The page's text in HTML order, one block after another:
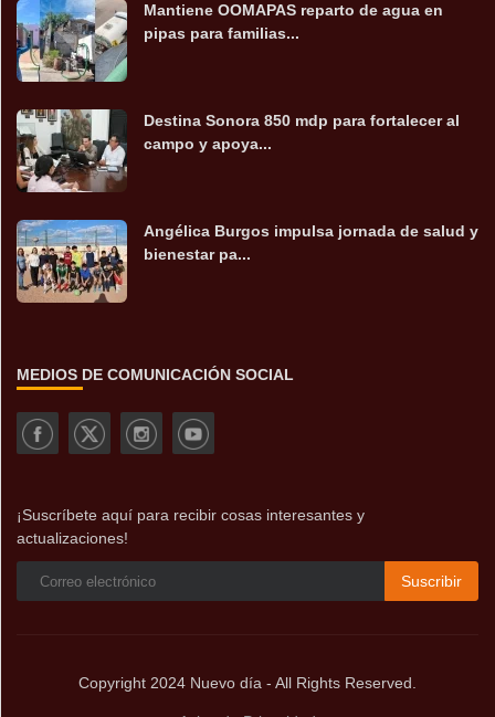
Mantiene OOMAPAS reparto de agua en
pipas para familias...
Destina Sonora 850 mdp para fortalecer al
campo y apoya...
Angélica Burgos impulsa jornada de salud y
bienestar pa...
MEDIOS DE COMUNICACIÓN SOCIAL
¡Suscríbete aquí para recibir cosas interesantes y
actualizaciones!
Suscribir
Copyright 2024 Nuevo día - All Rights Reserved.